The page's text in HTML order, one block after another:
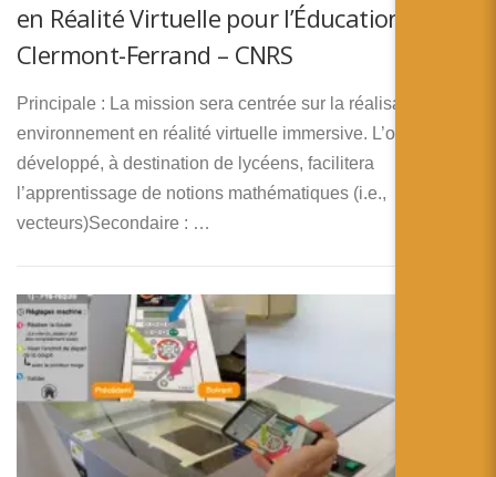
en Réalité Virtuelle pour l’Éducation –
Clermont-Ferrand – CNRS
Principale : La mission sera centrée sur la réalisation d’un
environnement en réalité virtuelle immersive. L’outil ainsi
développé, à destination de lycéens, facilitera
l’apprentissage de notions mathématiques (i.e.,
vecteurs)Secondaire : …